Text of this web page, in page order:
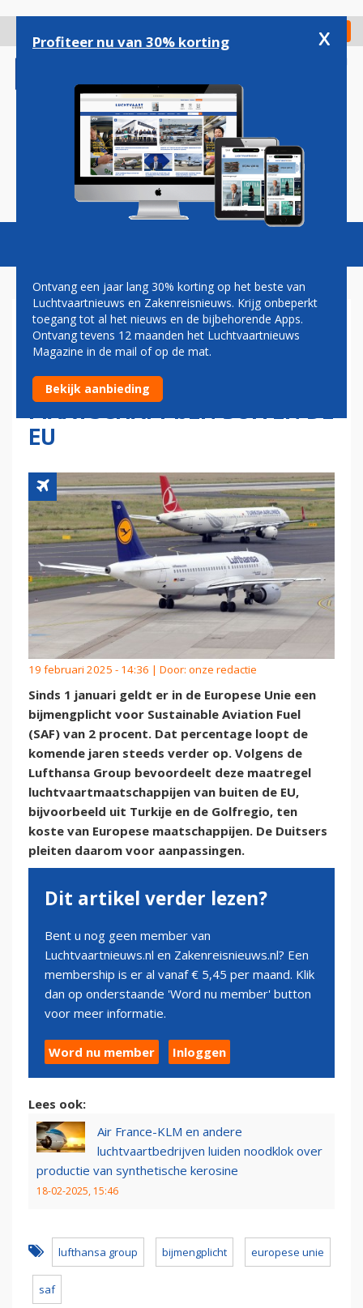
gaan
Check in
Magazine Podcasts Vacatures
LUFTHANSA GROUP:
EUROPESE BIJMENGPLICHT
BEVOORDEELT
MAATSCHAPPIJEN BUITEN DE
EU
19 februari 2025 - 14:36 | Door: onze redactie
Sinds 1 januari geldt er in de Europese Unie een
bijmengplicht voor Sustainable Aviation Fuel
(SAF) van 2 procent. Dat percentage loopt de
komende jaren steeds verder op. Volgens de
Lufthansa Group bevoordeelt deze maatregel
luchtvaartmaatschappijen van buiten de EU,
bijvoorbeeld uit Turkije en de Golfregio, ten
koste van Europese maatschappijen. De Duitsers
pleiten daarom voor aanpassingen.
Dit artikel verder lezen?
Bent u nog geen member van
Luchtvaartnieuws.nl en Zakenreisnieuws.nl? Een
membership is er al vanaf € 5,45 per maand. Klik
dan op onderstaande 'Word nu member' button
voor meer informatie.
Word nu member Inloggen
Lees ook:
Air France-KLM en andere
luchtvaartbedrijven luiden noodklok over
productie van synthetische kerosine
18-02-2025, 15:46
lufthansa group bijmengplicht europese unie
saf
Profiteer nu van 30% korting x
Ontvang een jaar lang 30% korting op het beste van
Luchtvaartnieuws en Zakenreisnieuws. Krijg onbeperkt
toegang tot al het nieuws en de bijbehorende Apps.
Ontvang tevens 12 maanden het Luchtvaartnieuws
Magazine in de mail of op de mat.
Bekijk aanbieding